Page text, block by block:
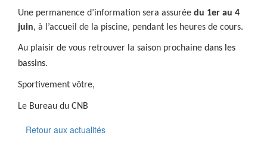
Une permanence d’information sera assurée du 1er au 4
juin, à l’accueil de la piscine, pendant les heures de cours.
Au plaisir de vous retrouver la saison prochaine dans les
bassins.
Sportivement vôtre,
Le Bureau du CNB
Retour aux actualités